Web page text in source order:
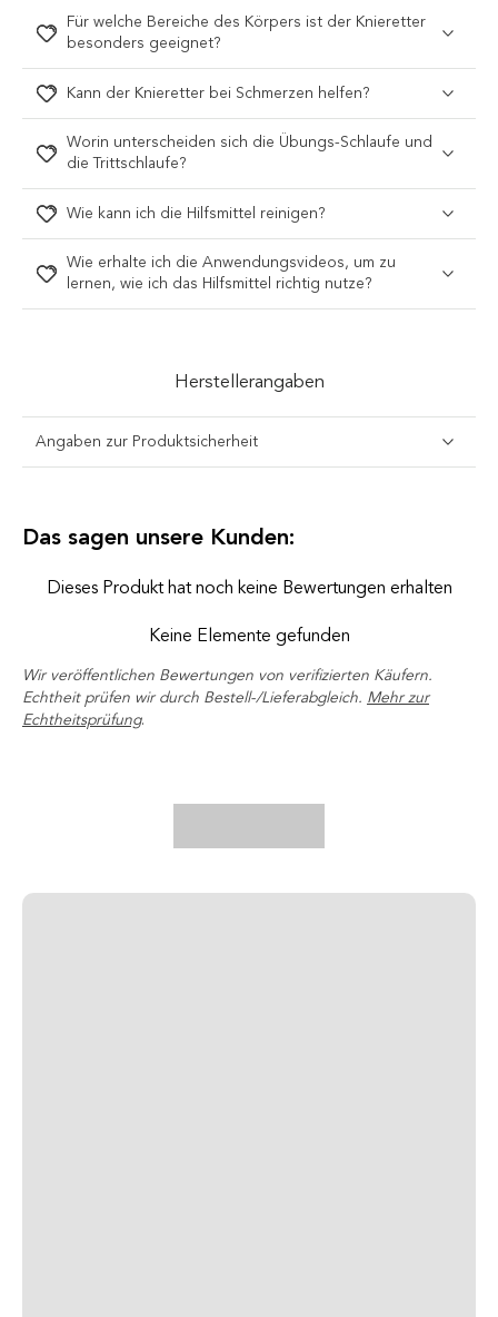
Für welche Bereiche des Körpers ist der Knieretter
besonders geeignet?
Kann der Knieretter bei Schmerzen helfen?
Worin unterscheiden sich die Übungs-Schlaufe und
die Trittschlaufe?
Wie kann ich die Hilfsmittel reinigen?
Wie erhalte ich die Anwendungsvideos, um zu
lernen, wie ich das Hilfsmittel richtig nutze?
Herstellerangaben
Angaben zur Produktsicherheit
Das sagen unsere Kunden:
Dieses Produkt hat noch keine Bewertungen erhalten
Keine Elemente gefunden
Wir veröffentlichen Bewertungen von verifizierten Käufern.
Echtheit prüfen wir durch Bestell-/Lieferabgleich. Mehr zur
Echtheitsprüfung.